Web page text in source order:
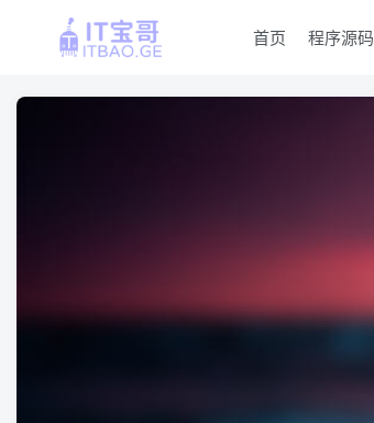
首页 程序源码